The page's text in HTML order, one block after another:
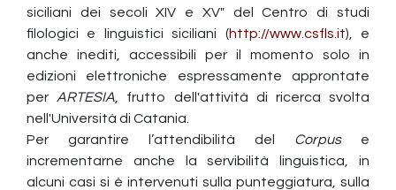
siciliani dei secoli XIV e XV" del Centro di studi
filologici e linguistici siciliani (http://www.csfls.it), e
anche inediti, accessibili per il momento solo in
edizioni elettroniche espressamente approntate
per ARTESIA , frutto dell'attività di ricerca svolta
nell'Università di Catania.
Per garantire l’attendibilità del Corpuse
incrementarne anche la servibilità linguistica, in
alcuni casi si è intervenuti sulla punteggiatura, sulla